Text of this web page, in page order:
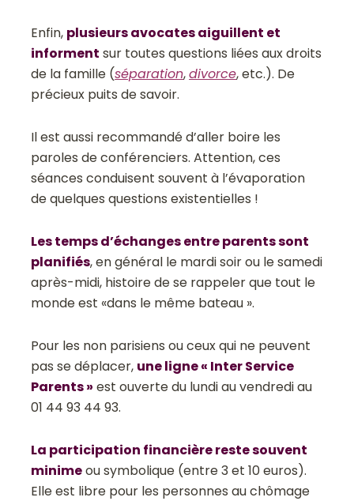
Enfin, plusieurs avocates aiguillent et
informent sur toutes questions liées aux droits
de la famille (séparation,divorce, etc.). De
précieux puits de savoir.
Il est aussi recommandé d’aller boire les
paroles de conférenciers. Attention, ces
séances conduisent souvent à l’évaporation
de quelques questions existentielles !
Les temps d’échanges entre parents sont
planifiés, en général le mardi soir ou le samedi
après-midi, histoire de se rappeler que tout le
monde est «dans le même bateau ».
Pour les non parisiens ou ceux qui ne peuvent
pas se déplacer, une ligne « Inter Service
Parents » est ouverte du lundi au vendredi au
01 44 93 44 93.
La participation financière reste souvent
minimeou symbolique (entre 3 et 10 euros).
Elle est libre pour les personnes au chômage